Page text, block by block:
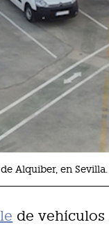
Alquiber, en Sevilla.
de vehículos